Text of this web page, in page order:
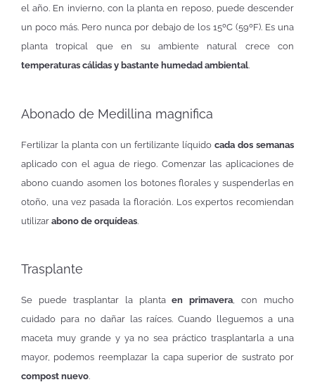
el año. En invierno, con la planta en reposo, puede descender
un poco más. Pero nunca por debajo de los 15ºC (59ºF). Es una
planta tropical que en su ambiente natural crece con
temperaturas cálidas y bastante humedad ambiental.
Abonado de Medillina magnifica
Fertilizar la planta con un fertilizante líquido cada dos semanas
aplicado con el agua de riego. Comenzar las aplicaciones de
abono cuando asomen los botones florales y suspenderlas en
otoño, una vez pasada la floración. Los expertos recomiendan
utilizar abono de orquídeas.
Trasplante
Se puede trasplantar la plantaen primavera , con mucho
cuidado para no dañar las raíces. Cuando lleguemos a una
maceta muy grande y ya no sea práctico trasplantarla a una
mayor, podemos reemplazar la capa superior de sustrato por
compost nuevo.